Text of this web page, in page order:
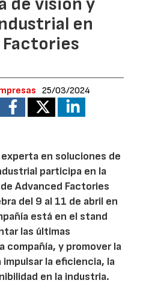
en
25/03/2024
en soluciones de
participa en la
Advanced Factories
del 9 al 11 de abril en
está en el stand
las últimas
compañía, y promover la
la eficiencia, la
en la industria.